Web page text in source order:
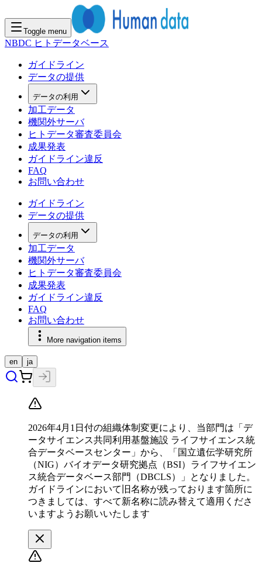
Toggle menu
NBDC ヒトデータベース
ガイドライン
データの提供
データの利用
加工データ
機関外サーバ
ヒトデータ審査委員会
成果発表
ガイドライン違反
FAQ
お問い合わせ
ガイドライン
データの提供
データの利用
加工データ
機関外サーバ
ヒトデータ審査委員会
成果発表
ガイドライン違反
FAQ
お問い合わせ
More navigation items
en ja
2026年4月1日付の組織体制変更により、当部門は「デ
ータサイエンス共同利用基盤施設 ライフサイエンス統
合データベースセンター」から、「国立遺伝学研究所
（NIG）バイオデータ研究拠点（BSI）ライフサイエン
ス統合データベース部門（DBCLS）」となりました。
ガイドラインにおいて旧名称が残っております箇所に
つきましては、すべて新名称に読み替えて適用くださ
いますようお願いいたします